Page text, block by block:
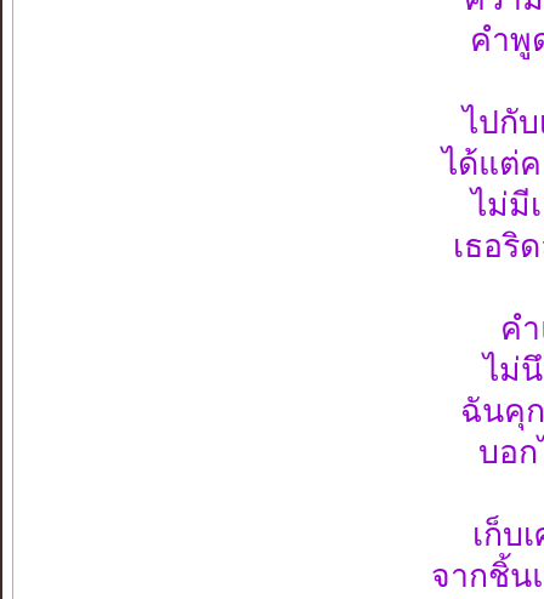
คำพู
ไปกับ
ได้แต่
ไม่มี
เธอริ
ค
ไม่
ฉันคุก
บอ
เก็บ
จากชิ้น